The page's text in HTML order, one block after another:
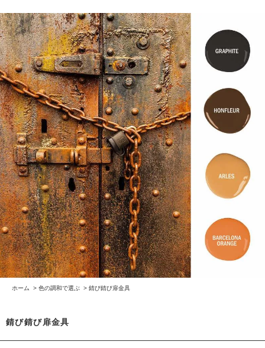
ホーム > 色の調和で選ぶ > 錆び錆び扉金具
錆び錆び扉金具